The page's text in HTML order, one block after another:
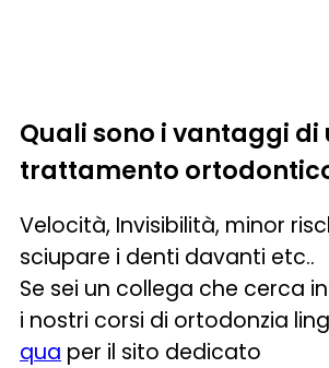
Quali sono i vantaggi di
trattamento
Velocità, Invisibilità, minor
sciupare i denti davanti etc..
Se sei un collega che cerca
i nostri corsi di ortodonzia
qua per il sito dedicato